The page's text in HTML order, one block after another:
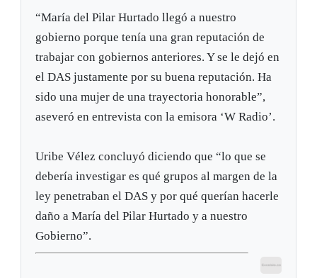
“María del Pilar Hurtado llegó a nuestro
gobierno porque tenía una gran reputación de
trabajar con gobiernos anteriores. Y se le dejó en
el DAS justamente por su buena reputación. Ha
sido una mujer de una trayectoria honorable”,
aseveró en entrevista con la emisora ‘W Radio’.
Uribe Vélez concluyó diciendo que “lo que se
debería investigar es qué grupos al margen de la
ley penetraban el DAS y por qué querían hacerle
daño a María del Pilar Hurtado y a nuestro
Gobierno”.